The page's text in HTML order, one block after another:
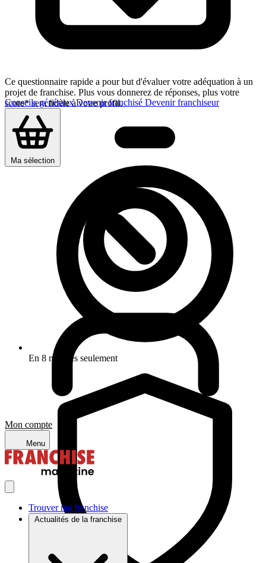
Conseils générauxDevenir franchisé Devenir franchiseur
Ma sélection
Mon compte
Menu
Trouver ma franchise
Actualités de la franchise
Ce questionnaire rapide a pour but d'évaluer votre adéquation à un
projet de franchise. Plus vous donnerez de réponses, plus votre
score* sera fidèle à votre profil.
En 8 minutes seulement